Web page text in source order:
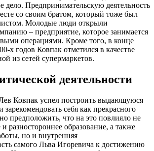
дело. Предпринимательскую деятельность
со своим братом, который тоже был
Молодые люди открыли
– предприятие, которое занимается
операциями. Кроме того, в конце
х годов Ковпак отметился в качестве
из сетей супермаркетов.
деятельности
Ковпак успел построить выдающуюся
зарекомендовать себя как прекрасного
предположить, что на это повлияло не
разностороннее образование, а также
но и внутренняя
самого Льва Игоревича к достижению